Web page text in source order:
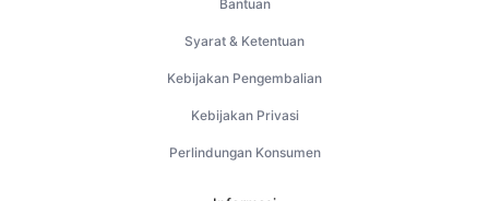
Bantuan
Syarat & Ketentuan
Kebijakan Pengembalian
Kebijakan Privasi
Perlindungan Konsumen